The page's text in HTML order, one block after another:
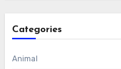
Categories
Animal